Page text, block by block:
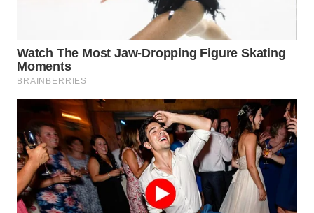
WN
WN
MAJALENGKA
WN
SUBANG